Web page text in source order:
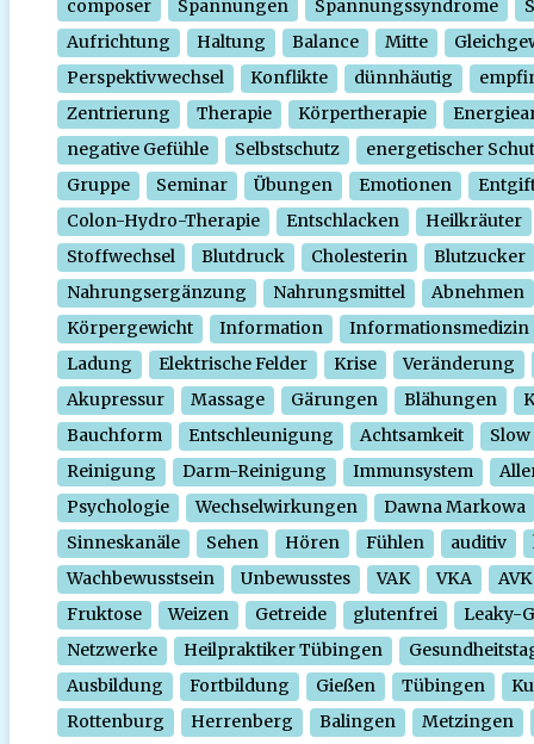
composer Spannungen Spannungssyndrome
Aufrichtung
Haltung Balance Mitte
Perspektivwechsel
Konflikte dünnhäutig
Zentrierung
Therapie Körpertherapie
negative Gefühle
Selbstschutz
energetischer
Gruppe
Seminar Übungen Emotionen
Colon-Hydro-Therapie
Entschlacken
Heilkräuter
Stoffwechsel
Blutdruck Cholesterin
Blutzucker
Nahrungsergänzung
Nahrungsmittel
Abnehmen
Körpergewicht
Information
Informationsmedizin
Ladung
Elektrische Felder Krise
Veränderung
Akupressur
Massage Gärungen Blähungen
Bauchform
Entschleunigung Achtsamkeit
Slow
Reinigung
Darm-Reinigung Immunsystem
Psychologie
Wechselwirkungen
Dawna Markowa
Sinneskanäle
Sehen Hören Fühlen auditiv
Wachbewusstsein
Unbewusstes VAK VKA
AVK
Fruktose
Weizen Getreide glutenfrei
Leaky-
Netzwerke
Heilpraktiker Tübingen
Ausbildung
Fortbildung Gießen Tübingen
Rottenburg
Herrenberg Balingen
Metzingen